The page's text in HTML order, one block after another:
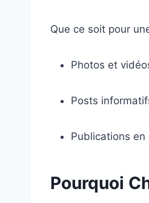
Que ce soit pour
Photos et
Posts
Publications en
Pourquoi